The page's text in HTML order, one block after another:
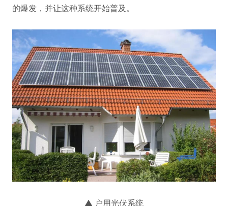
的爆发，并让这种系统开始普及。
▲ 户用光伏系统